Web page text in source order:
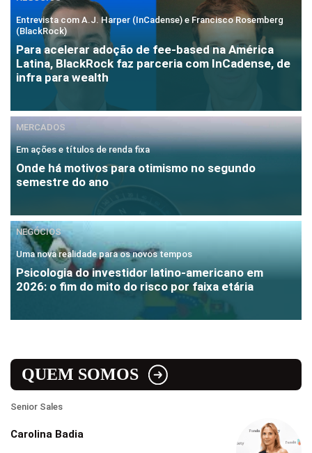
Entrevista com A.J. Harper (InCadense) e Francisco Rosemberg
(BlackRock)
Para acelerar adoção de fee-based na América
Latina, BlackRock faz parceria com InCadense, de
infra para wealth
MERCADOS
Em ações e títulos de renda fixa
Onde há motivos para otimismo no segundo
semestre do ano
NEGÓCIOS
Uma nova realidade para os novos tempos
Psicologia do investidor latino-americano em
2026: o fim do mito do risco por faixa etária
QUEM SOMOS
Senior Sales
Carolina Badia